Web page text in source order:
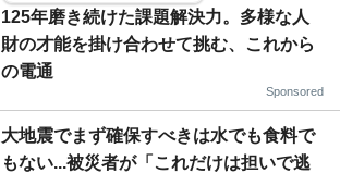
125年磨き続けた課題解決力。多様な人
財の才能を掛け合わせて挑む、これから
の電通
Sponsored
大地震でまず確保すべきは水でも食料で
もない...被災者が「これだけは担いで逃